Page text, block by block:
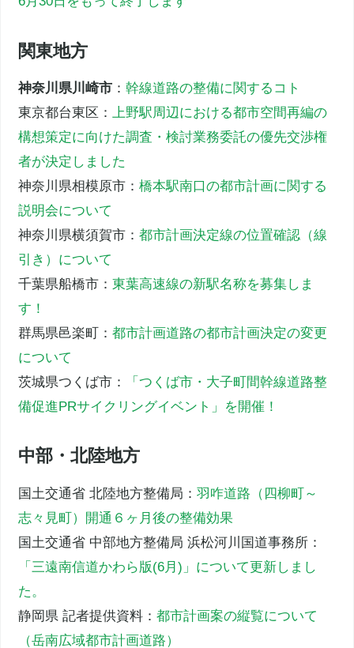
関東地方
神奈川県川崎市 ：幹線道路の整備に関するコト
東京都台東区：上野駅周辺における都市空間再編の
構想策定に向けた調査・検討業務委託の優先交渉権
者が決定しました
神奈川県相模原市：橋本駅南口の都市計画に関する
説明会について
神奈川県横須賀市：都市計画決定線の位置確認（線
引き）について
千葉県船橋市：東葉高速線の新駅名称を募集しま
す！
群馬県邑楽町：都市計画道路の都市計画決定の変更
について
茨城県つくば市：
「つくば市・大子町間幹線道路整
備促進PRサイクリングイベント」を開催！
中部・北陸地方
国土交通省 北陸地方整備局：羽咋道路（四柳町～
志々見町）開通６ヶ月後の整備効果
国土交通省 中部地方整備局 浜松河川国道事務所：
「三遠南信道かわら版(6月)」について更新しまし
た。
静岡県 記者提供資料：都市計画案の縦覧について
（岳南広域都市計画道路）